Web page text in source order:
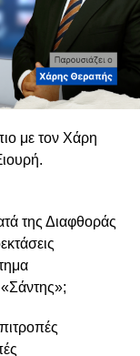
με τον Χάρη
της Διαφθοράς